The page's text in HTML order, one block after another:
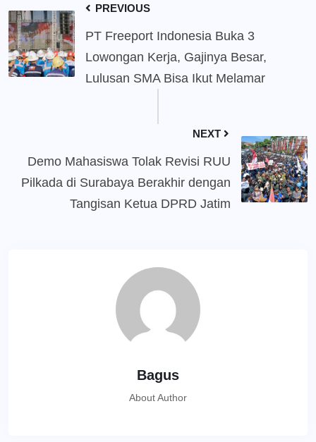
PREVIOUS
PT Freeport Indonesia Buka 3
Lowongan Kerja, Gajinya Besar,
Lulusan SMA Bisa Ikut Melamar
NEXT
Demo Mahasiswa Tolak Revisi RUU
Pilkada di Surabaya Berakhir dengan
Tangisan Ketua DPRD Jatim
Bagus
About Author